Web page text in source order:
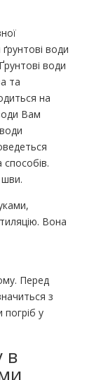
води
води
та
на
Вам
способів.
Вона
Перед
з
у
в